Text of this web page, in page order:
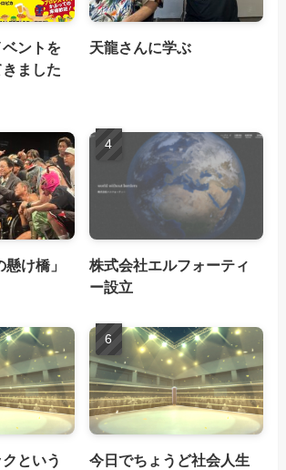
ントを
ました
天龍さんに学ぶ
け橋」
株式会社エルフォーティ
ー設立
という
今日でちょうど社会人生